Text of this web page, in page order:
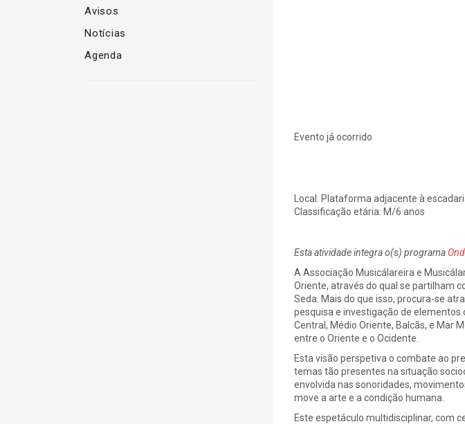
Avisos
Notícias
Agenda
Evento já ocorrido
Local: Plataforma adjacente à
Classificação etária: M/6 anos
Esta atividade integra o(s) programa
A Associação Musicálareira e
Oriente, através do qual se partilham
Seda. Mais do que isso, procura-se
pesquisa e investigação de
Central, Médio Oriente, Balcãs, e Mar
entre o Oriente e o Ocidente.
Esta visão perspetiva o combate ao
temas tão presentes na situação
envolvida nas sonoridades,
move a arte e a condição humana.
Este espetáculo multidisciplinar, com